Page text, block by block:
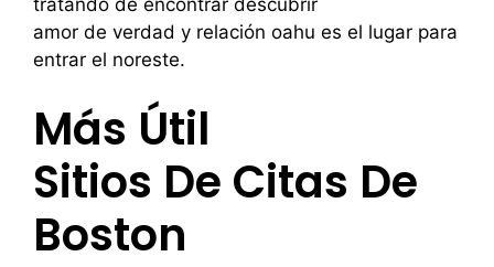
tratando de encontrar descubrir
amor de verdad y relación oahu es el lugar para
entrar el noreste.
Más Útil
Sitios De Citas De
Boston